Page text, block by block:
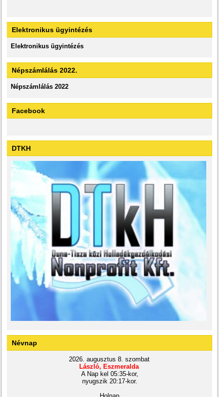
Elektronikus ügyintézés
Elektronikus ügyintézés
Népszámlálás 2022.
Népszámlálás 2022
Facebook
DTKH
Névnap
2026. augusztus 8. szombat
László, Eszmeralda
A Nap kel 05:35-kor,
nyugszik 20:17-kor.